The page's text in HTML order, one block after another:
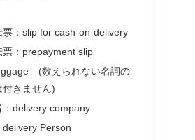
票：slip for cash-on-delivery
票：prepayment slip
(数えられない名詞の
付きません)
：delivery company
delivery Person